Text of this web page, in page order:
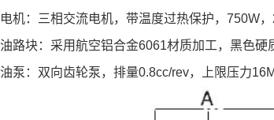
电机：三相交流电机，带温度过热保护，750W，
油路块：采用航空铝合金6061材质加工，黑色硬
油泵：双向齿轮泵，排量0.8cc/rev，上限压力